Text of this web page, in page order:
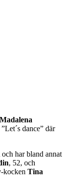
Madalena
dance” där
har bland annat
, 52, och
kocken Tina